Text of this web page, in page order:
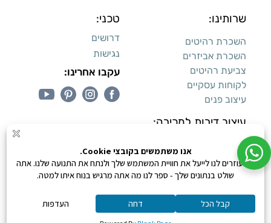
שרותינו:
השכרת רהיטים
השכרת אביזרים
צביעת רהיטים
לקוחות עסקיים
עיצוב פנים
עיצוב דירות למכירה:
טכני:
דרושים
נגישות
עקבו אחרינו:
קנייה מאובטחת